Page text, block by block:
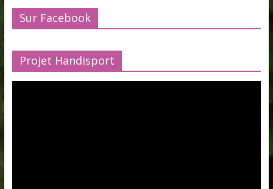
Sur Facebook
Projet Handisport